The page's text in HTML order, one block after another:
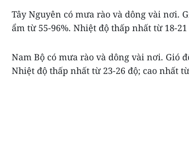
Tây Nguyên có mưa rào và dông vài nơi.
ẩm từ 55-96%. Nhiệt độ thấp nhất từ 18-
Nam Bộ có mưa rào và dông vài nơi. Gió
Nhiệt độ thấp nhất từ 23-26 độ; cao nhất